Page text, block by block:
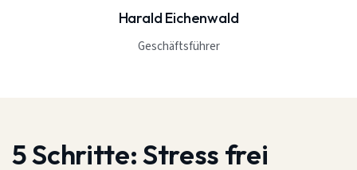
Harald Eichenwald
Geschäftsführer
5 Schritte:Stress frei